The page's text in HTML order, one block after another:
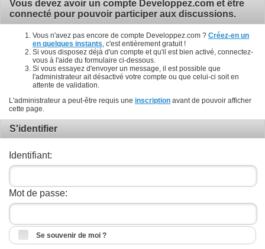
Vous devez avoir un compte Developpez.com et être
connecté pour pouvoir participer aux discussions.
Vous n'avez pas encore de compte Developpez.com ? Créez-en un
en quelques instants , c'est entièrement gratuit !
Si vous disposez déjà d'un compte et qu'il est bien activé, connectez-
vous à l'aide du formulaire ci-dessous.
Si vous essayez d'envoyer un message, il est possible que
l'administrateur ait désactivé votre compte ou que celui-ci soit en
attente de validation.
L'administrateur a peut-être requis une inscription avant de pouvoir afficher
cette page.
S'identifier
Identifiant:
Mot de passe:
Se souvenir de moi ?